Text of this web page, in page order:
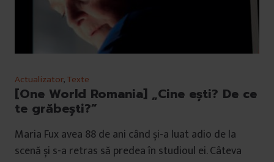
Actualizator,Texte
[One World Romania] „Cine ești? De ce
te grăbești?”
Maria Fux avea 88 de ani când și-a luat adio de la
scenă și s-a retras să predea în studioul ei. Câteva